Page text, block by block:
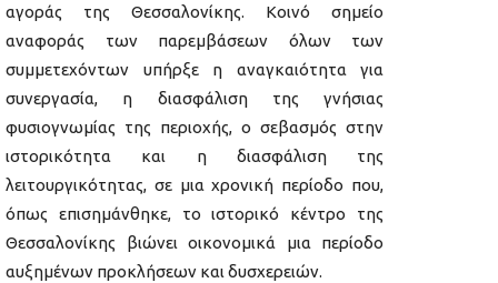
αγοράς της Θεσσαλονίκης. Κοινό σημείο
αναφοράς των παρεμβάσεων όλων των
συμμετεχόντων υπήρξε η αναγκαιότητα για
συνεργασία, η διασφάλιση της γνήσιας
φυσιογνωμίας της περιοχής, ο σεβασμός στην
ιστορικότητα και η διασφάλιση της
λειτουργικότητας, σε μια χρονική περίοδο που,
όπως επισημάνθηκε, το ιστορικό κέντρο της
Θεσσαλονίκης βιώνει οικονομικά μια περίοδο
αυξημένων προκλήσεων και δυσχερειών.